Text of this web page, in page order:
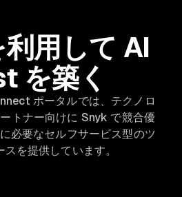
用して AI
を築く
ポータルでは、テクノロ
トナー向けに Snyk で競合優
必要なセルフサービス型のツ
を提供しています。